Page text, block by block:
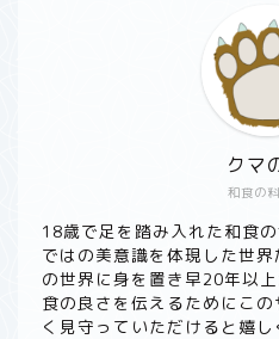
和食の
クマ
18歳で足を踏み入れた和食
ではの美意識を体現した世
の世界に身を置き早20年以
食の良さを伝えるためにこ
く見守っていただけると嬉し